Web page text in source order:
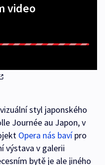
video
styl japonského
Journée au Japon, v
Opera nás bavípro
výstava v galerii
bytě je ale jiného